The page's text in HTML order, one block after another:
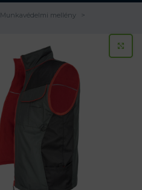
Munkavédelmi mellény